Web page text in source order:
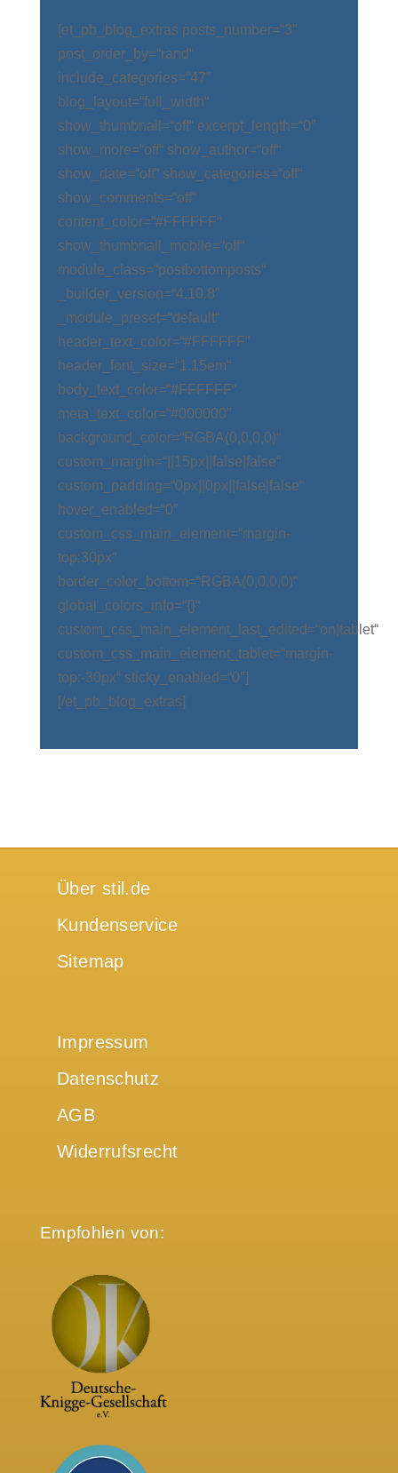
[et_pb_blog_extras posts_number=“3″
post_order_by=“rand“
include_categories=“47″
blog_layout=“full_width“
show_thumbnail=“off“ excerpt_length=“0″
show_more=“off“ show_author=“off“
show_date=“off“ show_categories=“off“
show_comments=“off“
content_color=“#FFFFFF“
show_thumbnail_mobile=“off“
module_class=“postbottomposts“
_builder_version=“4.10.8″
_module_preset=“default“
header_text_color=“#FFFFFF“
header_font_size=“1.15em“
body_text_color=“#FFFFFF“
meta_text_color=“#000000″
background_color=“RGBA(0,0,0,0)“
custom_margin=“||15px||false|false“
custom_padding=“0px||0px||false|false“
hover_enabled=“0″
custom_css_main_element=“margin-
top:30px“
border_color_bottom=“RGBA(0,0,0,0)“
global_colors_info=“{}“
custom_css_main_element_last_edited=“on|tablet“
custom_css_main_element_tablet=“margin-
top:-30px“ sticky_enabled=“0″]
[/et_pb_blog_extras]
Über stil.de
Kundenservice
Sitemap
Impressum
Datenschutz
AGB
Widerrufsrecht
Empfohlen von: